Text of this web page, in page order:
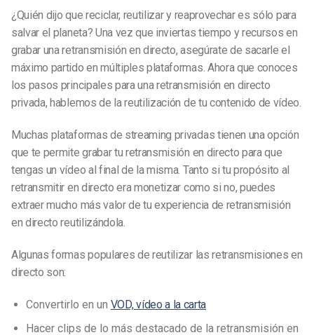
¿Quién dijo que reciclar, reutilizar y reaprovechares sólo para
salvar el planeta? Una vez que inviertas tiempo y recursos en
grabar una retransmisión en directo, asegúrate de sacarle el
máximo partido en múltiples plataformas. Ahora que conoces
los pasos principales para unaretransmisión en directo
privada, hablemos de la reutilización de tu contenido de vídeo.
Muchas plataformas de streaming privadas tienen una opción
que te permite grabar tu retransmisión en directo para que
tengas un vídeo al final de la misma. Tanto si tu propósito al
retransmitir en directo era monetizar como si no, puedes
extraer mucho más valor de tu experiencia de retransmisión
en directo reutilizándola.
Algunas formas populares de reutilizar las retransmisiones en
directo son:
Convertirlo en un VOD, vídeo a la carta
Hacer clips de lo más destacado de la retransmisión en